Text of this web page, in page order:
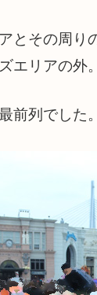
とその周
エリアの外。
前列でした。